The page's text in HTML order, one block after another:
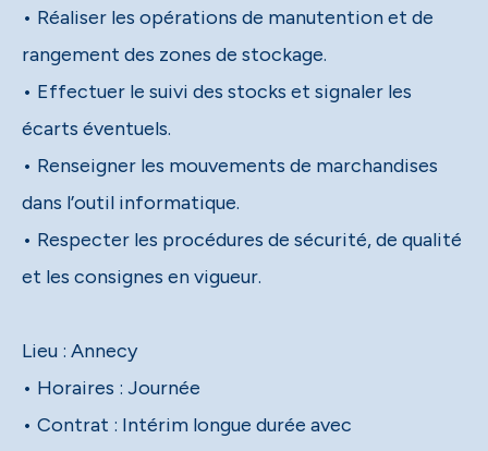
• Réaliser les opérations de manutention et de
rangement des zones de stockage.
• Effectuer le suivi des stocks et signaler les
écarts éventuels.
• Renseigner les mouvements de marchandises
dans l’outil informatique.
• Respecter les procédures de sécurité, de qualité
et les consignes en vigueur.
Lieu : Annecy
• Horaires : Journée
• Contrat : Intérim longue durée avec